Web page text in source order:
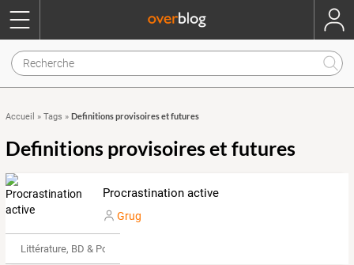
Accueil » Tags » Definitions provisoires et futures
Definitions provisoires et futures
Procrastination active
Grug
Littérature, BD & Poésie